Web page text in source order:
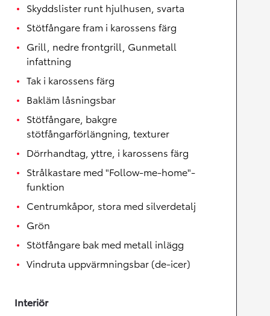
Skyddslister runt hjulhusen, svarta
Stötfångare fram i karossens färg
Grill, nedre frontgrill, Gunmetall
infattning
Tak i karossens färg
Bakläm låsningsbar
Stötfångare, bakgre
stötfångarförlängning, texturer
Dörrhandtag, yttre, i karossens färg
Strålkastare med "Follow-me-home"-
funktion
Centrumkåpor, stora med silverdetalj
Grön
Stötfångare bak med metall inlägg
Vindruta uppvärmningsbar (de-icer)
Interiör